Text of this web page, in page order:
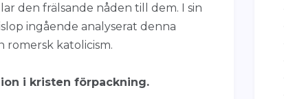
den frälsande nåden till dem. I sin
ingående analyserat denna
romersk katolicism.
i kristen förpackning.